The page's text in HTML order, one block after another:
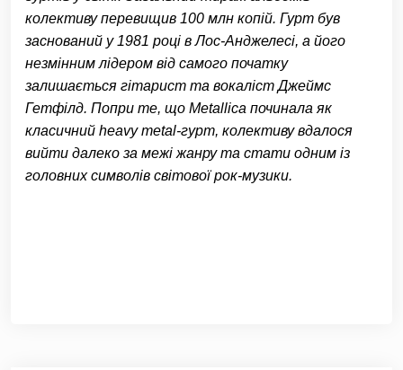
колективу перевищив 100 млн копій. Гурт був
заснований у 1981 році в Лос-Анджелесі, а його
незмінним лідером від самого початку
залишається гітарист та вокаліст Джеймс
Гетфілд. Попри те, що Metallica починала як
класичний heavy metal-гурт, колективу вдалося
вийти далеко за межі жанру та стати одним із
головних символів світової рок-музики.